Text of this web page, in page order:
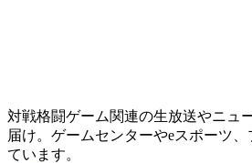
対戦格闘ゲーム関連の生放送やニュ
届け。ゲームセンターやeスポーツ
ています。